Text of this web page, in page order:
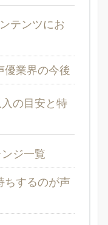
テンツにお
優業界の今後
の目安と特
ジ一覧
ちするのが声